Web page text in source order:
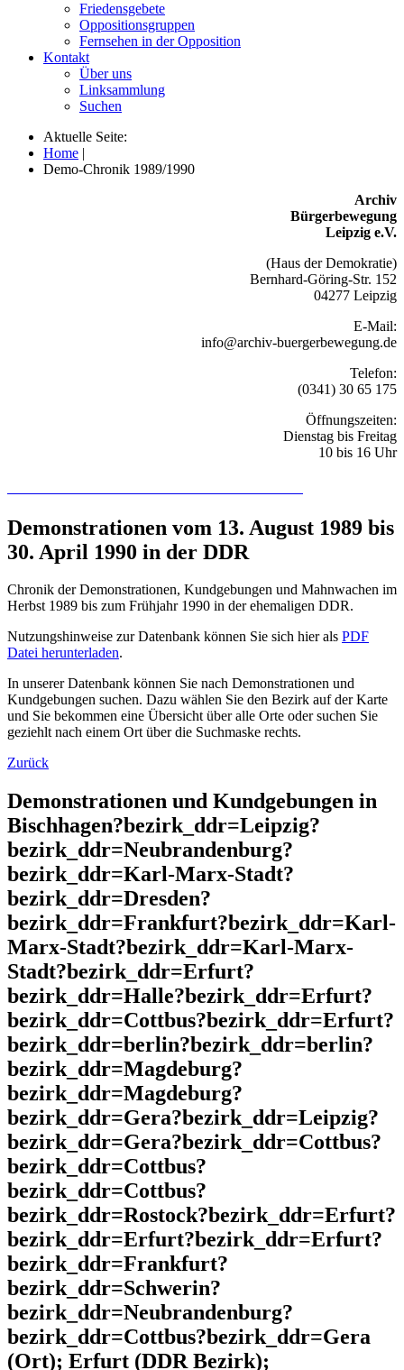
Friedensgebete
Oppositionsgruppen
Fernsehen in der Opposition
Kontakt
Über uns
Linksammlung
Suchen
Aktuelle Seite:
Home |
Demo-Chronik 1989/1990
Archiv
Bürgerbewegung
Leipzig e.V.
(Haus der Demokratie)
Bernhard-Göring-Str. 152
04277 Leipzig
E-Mail:
info@archiv-buergerbewegung.de
Telefon:
(0341) 30 65 175
Öffnungszeiten:
Dienstag bis Freitag
10 bis 16 Uhr
Demonstrationen vom 13. August 1989 bis
30. April 1990 in der DDR
Chronik der Demonstrationen, Kundgebungen und Mahnwachen im
Herbst 1989 bis zum Frühjahr 1990 in der ehemaligen DDR.
Nutzungshinweise zur Datenbank können Sie sich hier als PDF
Datei herunterladen.
In unserer Datenbank können Sie nach Demonstrationen und
Kundgebungen suchen. Dazu wählen Sie den Bezirk auf der Karte
und Sie bekommen eine Übersicht über alle Orte oder suchen Sie
geziehlt nach einem Ort über die Suchmaske rechts.
Zurück
Demonstrationen und Kundgebungen in
Bischhagen?bezirk_ddr=Leipzig?
bezirk_ddr=Neubrandenburg?
bezirk_ddr=Karl-Marx-Stadt?
bezirk_ddr=Dresden?
bezirk_ddr=Frankfurt?bezirk_ddr=Karl-
Marx-Stadt?bezirk_ddr=Karl-Marx-
Stadt?bezirk_ddr=Erfurt?
bezirk_ddr=Halle?bezirk_ddr=Erfurt?
bezirk_ddr=Cottbus?bezirk_ddr=Erfurt?
bezirk_ddr=berlin?bezirk_ddr=berlin?
bezirk_ddr=Magdeburg?
bezirk_ddr=Magdeburg?
bezirk_ddr=Gera?bezirk_ddr=Leipzig?
bezirk_ddr=Gera?bezirk_ddr=Cottbus?
bezirk_ddr=Cottbus?
bezirk_ddr=Cottbus?
bezirk_ddr=Rostock?bezirk_ddr=Erfurt?
bezirk_ddr=Erfurt?bezirk_ddr=Erfurt?
bezirk_ddr=Frankfurt?
bezirk_ddr=Schwerin?
bezirk_ddr=Neubrandenburg?
bezirk_ddr=Cottbus?bezirk_ddr=Gera
(Ort); Erfurt (DDR Bezirk);